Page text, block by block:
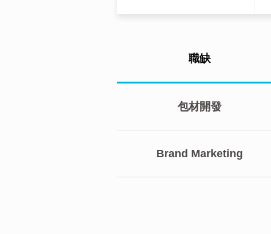
職缺
包材開發
Brand Marketing